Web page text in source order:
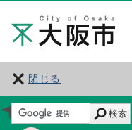
閉じる
サイト・ナビ 検索